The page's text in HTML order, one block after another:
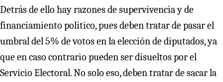
Detrás de ello hay razones de supervivencia y de
financiamiento político, pues deben tratar de pasar el
umbral del 5% de votos en la elección de diputados, ya
que en caso contrario pueden ser disueltos por el
Servicio Electoral. No solo eso, deben tratar de sacar la